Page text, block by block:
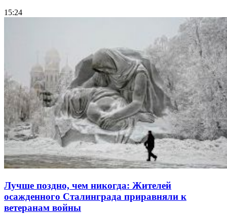
15:24
Лучше поздно, чем никогда: Жителей
осажденного Сталинграда приравняли к
ветеранам войны